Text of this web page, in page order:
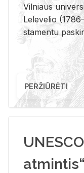
Vil­niaus
Le­le­ve­lio
sta­men­tu
PERŽIŪRĖTI
atmintis“